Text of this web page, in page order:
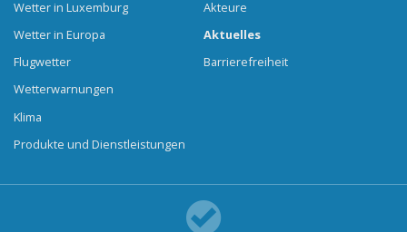
Wetter in Luxemburg
Wetter in Europa
Flugwetter
Wetterwarnungen
Klima
Produkte und Dienstleistungen
Akteure
Aktuelles
Barrierefreiheit